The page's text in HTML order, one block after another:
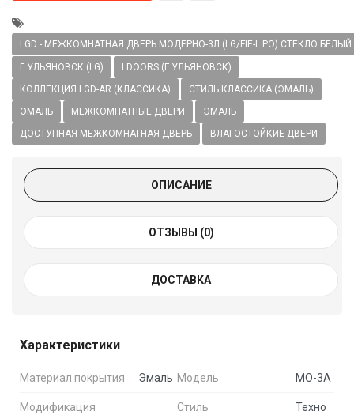
LGD - МЕЖКОМНАТНАЯ ДВЕРЬ МОДЕРНО-3Л (LG/FIE-L.PO) СТЕКЛО БЕЛЫЙ
Г.УЛЬЯНОВСК (LG) LDOORS (Г.УЛЬЯНОВСК)
КОЛЛЕКЦИЯ LGD-AR (КЛАССИКА) СТИЛЬ КЛАССИКА (ЭМАЛЬ)
ЭМАЛЬ МЕЖКОМНАТНЫЕ ДВЕРИ ЭМАЛЬ
ДОСТУПНАЯ МЕЖКОМНАТНАЯ ДВЕРЬ ВЛАГОСТОЙКИЕ ДВЕРИ
ОПИСАНИЕ
ОТЗЫВЫ (0)
ДОСТАВКА
Характеристики
Материал покрытия Эмаль Модель МО-3А
Модификация
Стиль Техно